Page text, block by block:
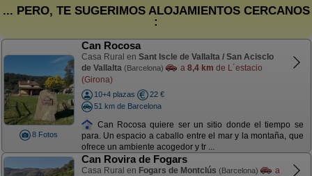
... PERO, TE SUGERIMOS ALOJAMIENTOS CERCANOS
:
8 Fotos
Can Rocosa
Casa Rural en Sant Iscle de Vallalta / San Acisclo
de Vallalta (Barcelona) a 8,4 km de L´estacio
(Girona)
10+4 plazas
22 €
51 km de Barcelona
Can Rocosa quiere ser un sitio donde el tiempo se
para. Un espacio a caballo entre el mar y la montaña, que
ofrece un ambiente acogedor y tr ...
Can Rovira de Fogars
Casa Rural en Fogars de Montclús (Barcelona)
a